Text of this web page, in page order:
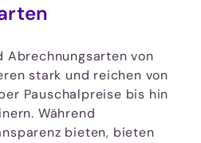
Abrechnungsarten von
stark und reichen von
Pauschalpreise bis hin
Während
bieten, bieten